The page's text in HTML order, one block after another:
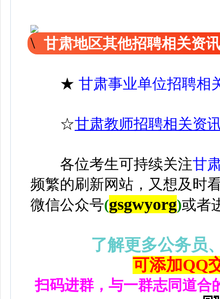
甘肃地区其他招聘相关资
★ 甘肃事业单位招聘相
☆甘肃教师招聘相关资
各位考生可持续关注甘
频繁的刷新网站，又想及时
微信公众号(gsgwyorg)或者
了解更多公务员
可添加QQ
扫码进群，与一群志同道合